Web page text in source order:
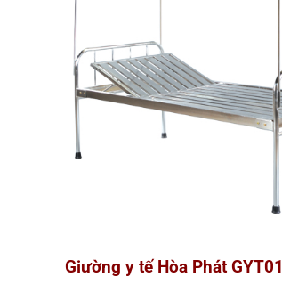
Giường y tế Hòa Phát GYT01